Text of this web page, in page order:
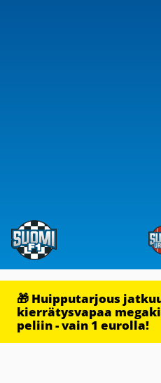
🎁 Huipputarjous
kierrätysvapaa
peliin - vain 1 eurolla!